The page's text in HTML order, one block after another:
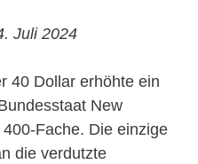
Juli 2024
40 Dollar erhöhte ein
New
Fache. Die einzige
die verdutzte